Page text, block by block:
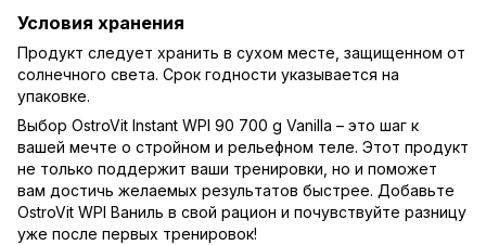
Условия хранения
Продукт следует хранить в сухом месте, защищенном от
солнечного света. Срок годности указывается на
упаковке.
Выбор OstroVit Instant WPI 90 700 g Vanilla – это шаг к
вашей мечте о стройном и рельефном теле. Этот продукт
не только поддержит ваши тренировки, но и поможет
вам достичь желаемых результатов быстрее. Добавьте
OstroVit WPI Ваниль в свой рацион и почувствуйте разницу
уже после первых тренировок!